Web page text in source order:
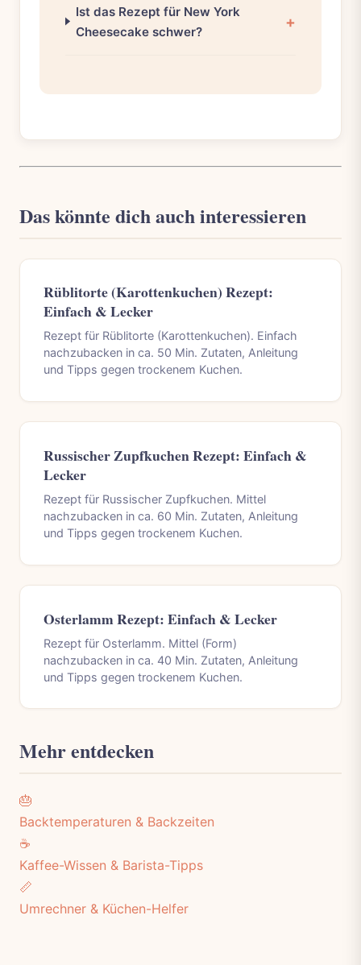
Ist das Rezept für New York
Cheesecake schwer?
Das könnte dich auch interessieren
Rüblitorte (Karottenkuchen) Rezept:
Einfach & Lecker
Rezept für Rüblitorte (Karottenkuchen). Einfach
nachzubacken in ca. 50 Min. Zutaten, Anleitung
und Tipps gegen trockenem Kuchen.
Russischer Zupfkuchen Rezept: Einfach &
Lecker
Rezept für Russischer Zupfkuchen. Mittel
nachzubacken in ca. 60 Min. Zutaten, Anleitung
und Tipps gegen trockenem Kuchen.
Osterlamm Rezept: Einfach & Lecker
Rezept für Osterlamm. Mittel (Form)
nachzubacken in ca. 40 Min. Zutaten, Anleitung
und Tipps gegen trockenem Kuchen.
Mehr entdecken
🎂
Backtemperaturen & Backzeiten
☕
Kaffee-Wissen & Barista-Tipps
📏
Umrechner & Küchen-Helfer